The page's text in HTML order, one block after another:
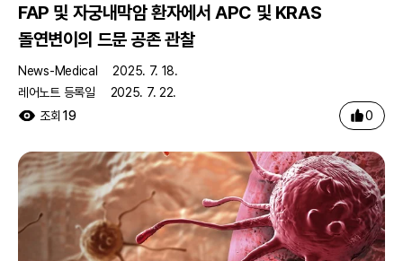
FAP 및 자궁내막암 환자에서 APC 및 KRAS
돌연변이의 드문 공존 관찰
News-Medical
2025. 7. 18.
레어노트 등록일
2025. 7. 22.
조회 19 0